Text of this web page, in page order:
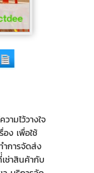
ามไว้วางใจ
ง เพื่อใช้
การจัดส่ง
ช่าสินค้ากับ